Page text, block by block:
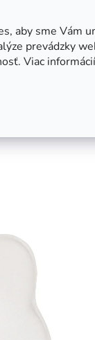
aby sme Vám
prevádzky
Viac informácií